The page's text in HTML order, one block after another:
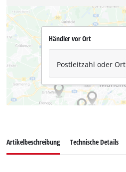
Händler vor Ort
Postleitzahl oder Ort
Artikelbeschreibung Technische Details